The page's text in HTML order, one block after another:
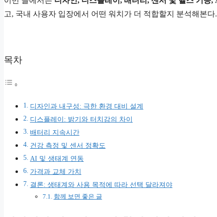
고, 국내 사용자 입장에서 어떤 워치가 더 적합할지 분석해본다.
목차
디자인과 내구성: 극한 환경 대비 설계
디스플레이: 밝기와 터치감의 차이
배터리 지속시간
건강 측정 및 센서 정확도
AI 및 생태계 연동
가격과 교체 가치
결론: 생태계와 사용 목적에 따라 선택 달라져야
함께 보면 좋은 글